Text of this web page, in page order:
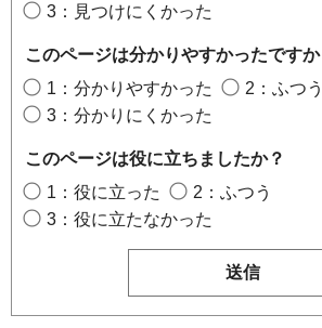
3：見つけにくかった
このページは分かりやすかったですか
1：分かりやすかった
2：ふつう
3：分かりにくかった
このページは役に立ちましたか？
1：役に立った
2：ふつう
3：役に立たなかった